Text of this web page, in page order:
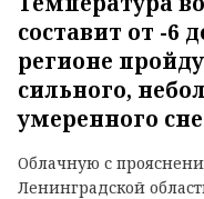
составит от -6
регионе
сильного,
умеренного
Облачную с
Ленинградской